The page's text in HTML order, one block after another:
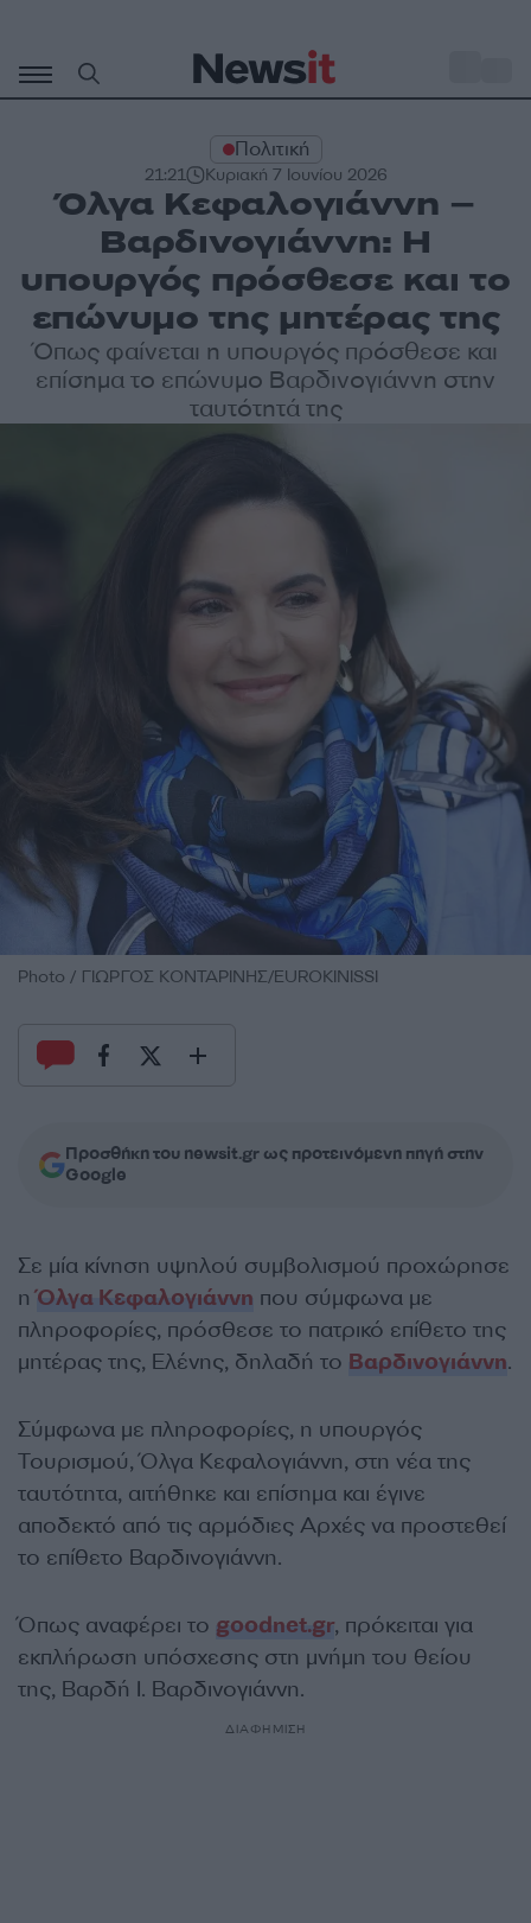
περιεχόμενο
Πολιτική
21:21 Κυριακή 7 Ιουνίου 2026
Όλγα Κεφαλογιάννη –
Βαρδινογιάννη: Η
υπουργός πρόσθεσε και το
επώνυμο της μητέρας της
Όπως φαίνεται η υπουργός πρόσθεσε και
επίσημα το επώνυμο Βαρδινογιάννη στην
ταυτότητά της
Photo / ΓΙΩΡΓΟΣ ΚΟΝΤΑΡΙΝΗΣ/EUROKINISSI
Προσθήκη του newsit.gr ως προτεινόμενη πηγή στην
Google
Σε μία κίνηση υψηλού συμβολισμού προχώρησε
ηΌλγα Κεφαλογιάννη που σύμφωνα με
πληροφορίες, πρόσθεσε το πατρικό επίθετο της
μητέρας της, Ελένης, δηλαδή το Βαρδινογιάννη.
Σύμφωνα με πληροφορίες, η υπουργός
Τουρισμού, Όλγα Κεφαλογιάννη, στη νέα της
ταυτότητα, αιτήθηκε και επίσημα και έγινε
αποδεκτό από τις αρμόδιες Αρχές να προστεθεί
το επίθετο Βαρδινογιάννη.
Όπως αναφέρει το goodnet.gr, πρόκειται για
εκπλήρωση υπόσχεσης στη μνήμη του θείου
της, Βαρδή Ι. Βαρδινογιάννη.
ΔΙΑΦΗΜΙΣΗ